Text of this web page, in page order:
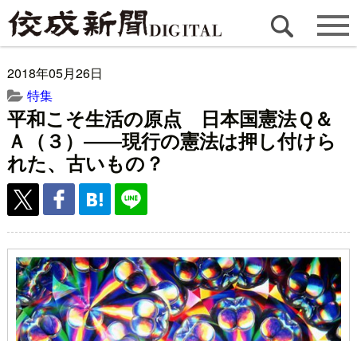
2018年05月26日
特集
平和こそ生活の原点 日本国憲法Ｑ＆
Ａ（３）――現行の憲法は押し付けら
れた、古いもの？